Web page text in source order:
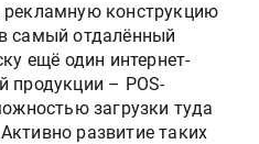
рекламную конструкцию
самый отдалённый
ещё один интернет-
продукции – POS-
загрузки туда
развитие таких